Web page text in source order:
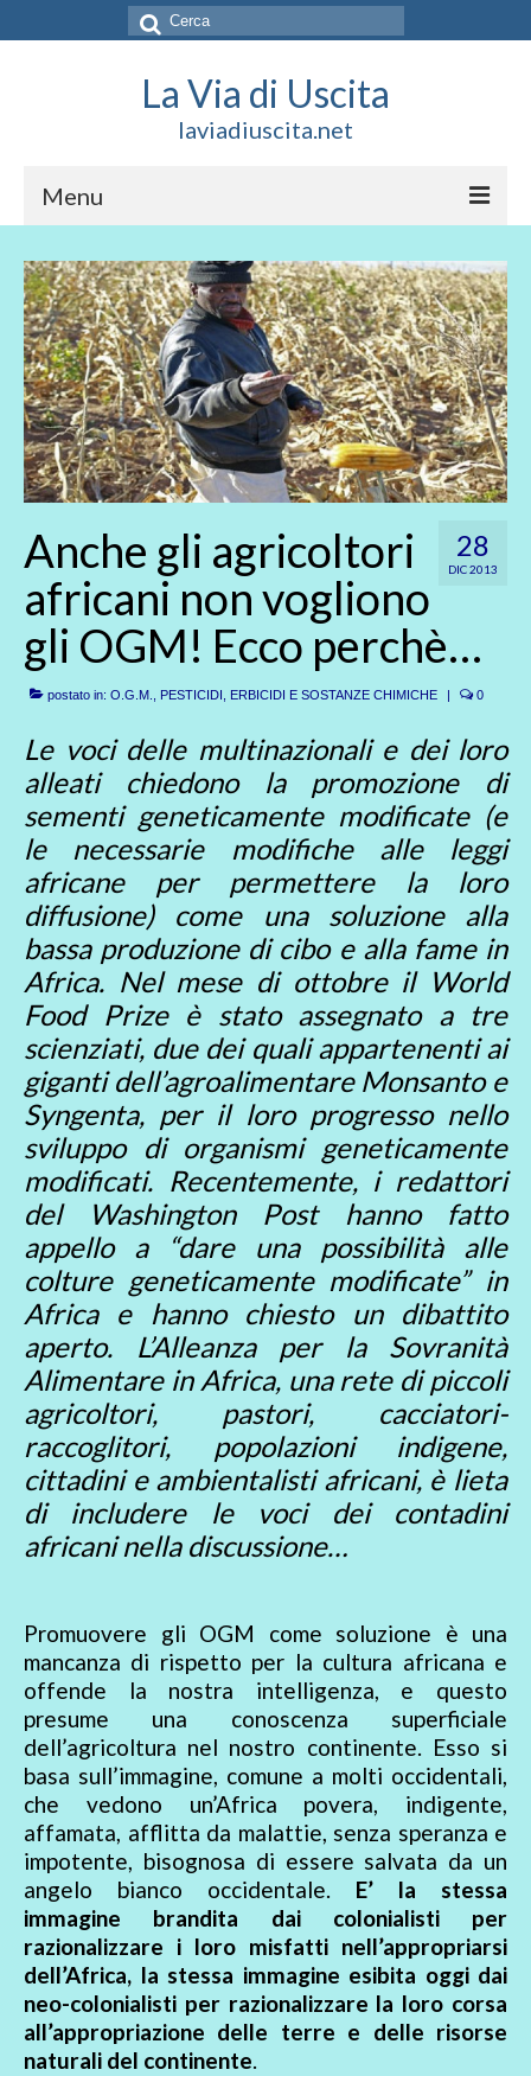
Cerca:
La Via di Uscita
laviadiuscita.net
Menu
HOME
CHI SIAMO
SOCIAL
SOSTIENICI
CONTATTI
28
DIC 2013
Anche gli agricoltori
africani non vogliono
gli OGM! Ecco perchè…
postato in: O.G.M. PESTICIDI, ERBICIDI E SOSTANZE CHIMICHE | 0
Le voci delle multinazionali e dei loro
alleati chiedono la promozione di
sementi geneticamente modificate (e
le necessarie modifiche alle leggi
africane per permettere la loro
diffusione) come una soluzione alla
bassa produzione di cibo e alla fame in
Africa. Nel mese di ottobre il World
Food Prize è stato assegnato a tre
scienziati, due dei quali appartenenti ai
giganti dell’agroalimentare Monsanto e
Syngenta, per il loro progresso nello
sviluppo di organismi geneticamente
modificati. Recentemente, i redattori
del Washington Post hanno fatto
appello a “dare una possibilità alle
colture geneticamente modificate” in
Africa e hanno chiesto un dibattito
aperto. L’Alleanza per la Sovranità
Alimentare in Africa, una rete di piccoli
agricoltori, pastori, cacciatori-
raccoglitori, popolazioni indigene,
cittadini e ambientalisti africani, è lieta
di includere le voci dei contadini
africani nella discussione…
Promuovere gli OGM come soluzione è una
mancanza di rispetto per la cultura africana e
offende la nostra intelligenza, e questo
presume una conoscenza superficiale
dell’agricoltura nel nostro continente. Esso si
basa sull’immagine, comune a molti occidentali,
che vedono un’Africa povera, indigente,
affamata, afflitta da malattie, senza speranza e
impotente, bisognosa di essere salvata da un
angelo bianco occidentale. E’ la stessa
immagine brandita dai colonialisti per
razionalizzare i loro misfatti nell’appropriarsi
dell’Africa, la stessa immagine esibita oggi dai
neo-colonialisti per razionalizzare la loro corsa
all’appropriazione delle terre e delle risorse
naturali del continente.